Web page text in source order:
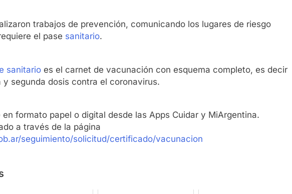
trabajos de prevención, comunicando los lugares de riesgo
el pase sanitario.
sanitario es el carnet de vacunación con esquema completo, es decir
segunda dosis contra el coronavirus.
formato papel o digital desde las Apps Cuidar y MiArgentina.
a través de la página
seguimiento/solicitud/certificado/vacunacion